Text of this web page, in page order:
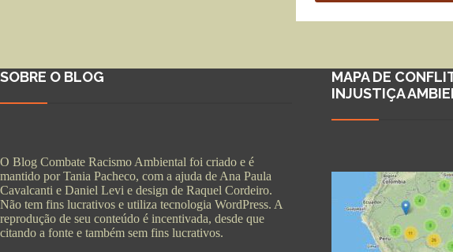
SOBRE O BLOG
O Blog Combate Racismo Ambiental foi criado e é
mantido por Tania Pacheco, com a ajuda de Ana Paula
Cavalcanti e Daniel Levi e design de Raquel Cordeiro.
Não tem fins lucrativos e utiliza tecnologia WordPress. A
reprodução de seu conteúdo é incentivada, desde que
citando a fonte e também sem fins lucrativos.
MAPA DE
INJUSTIÇA